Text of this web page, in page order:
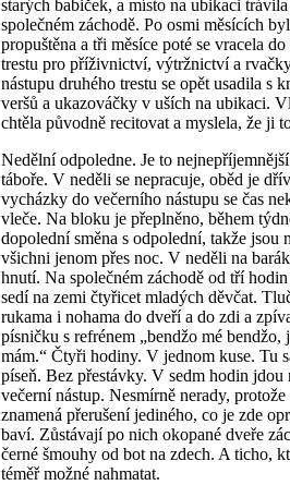
starých babiček, a místo na ubikaci trávila
společném záchodě. Po osmi měsících
propuštěna a tři měsíce poté se vracela
trestu pro příživnictví, výtržnictví a
nástupu druhého trestu se opět usadila s
veršů a ukazováčky v uších na ubikaci.
chtěla původně recitovat a myslela, že ji
Nedělní odpoledne. Je to
táboře. V neděli se nepracuje, oběd je
vycházky do večerního nástupu se čas
vleče. Na bloku je přeplněno, během
dopolední směna s odpolední, takže jsou
všichni jenom přes noc. V neděli na
hnutí. Na společném záchodě od tří
sedí na zemi čtyřicet mladých děvčat.
rukama i nohama do dveří a do zdi a
písničku s refrénem „bendžo mé bendžo,
mám.“ Čtyři hodiny. V jednom kuse. Tu
píseň. Bez přestávky. V sedm hodin jdou
večerní nástup. Nesmírně nerady, protože
znamená přerušení jediného, co je zde
baví. Zůstávají po nich okopané dveře
černé šmouhy od bot na zdech. A ticho,
téměř možné nahmatat.